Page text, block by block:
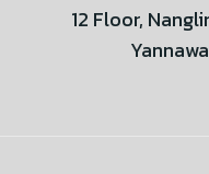
12 Floor,